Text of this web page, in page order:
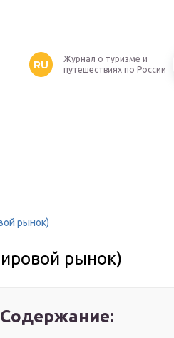
RU
Журнал о туризме и
путешествиях по России
рынок)
рынок)
Содержание: